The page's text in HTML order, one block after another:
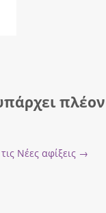
τις Νέες αφίξεις →